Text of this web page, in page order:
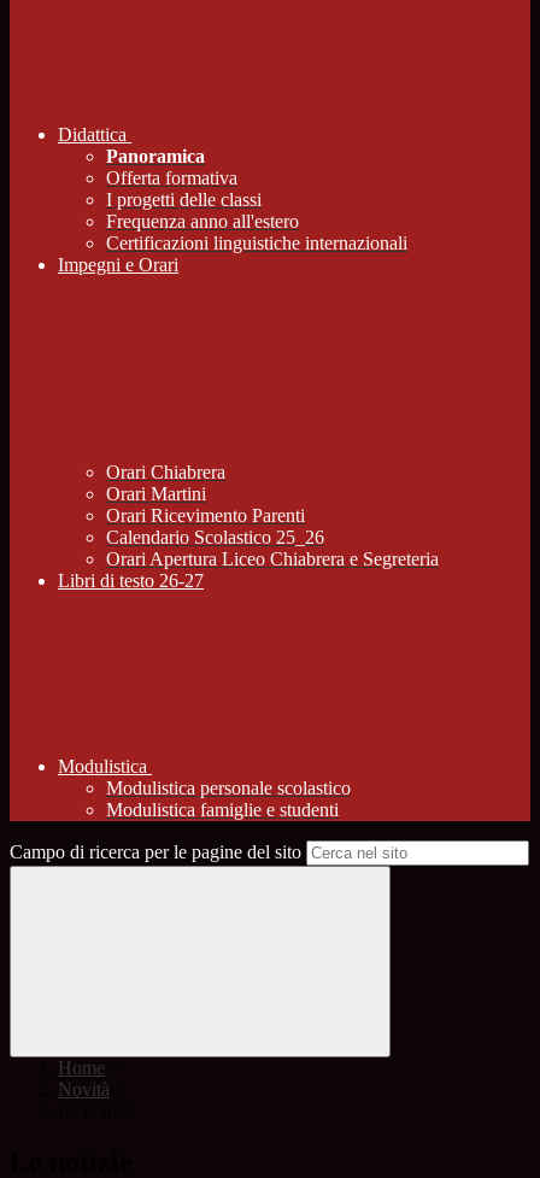
Didattica
Panoramica
Offerta formativa
I progetti delle classi
Frequenza anno all'estero
Certificazioni linguistiche internazionali
Impegni e Orari
Orari Chiabrera
Orari Martini
Orari Ricevimento Parenti
Calendario Scolastico 25_26
Orari Apertura Liceo Chiabrera e Segreteria
Libri di testo 26-27
Modulistica
Modulistica personale scolastico
Modulistica famiglie e studenti
Campo di ricerca per le pagine del sito
Home
Novità